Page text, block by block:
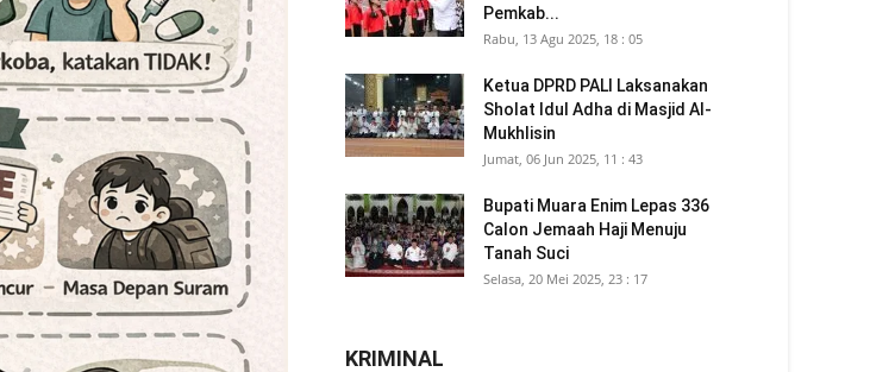
Pemkab...
Rabu, 13 Agu 2025, 18 : 05
Ketua DPRD PALI Laksanakan
Sholat Idul Adha di Masjid Al-
Mukhlisin
Jumat, 06 Jun 2025, 11 : 43
Bupati Muara Enim Lepas 336
Calon Jemaah Haji Menuju
Tanah Suci
Selasa, 20 Mei 2025, 23 : 17
KRIMINAL